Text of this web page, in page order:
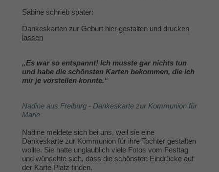
Sabine schrieb später:
Dankeskarten zur Geburt hier gestalten und drucken
lassen
„Es war so entspannt! Ich musste gar nichts tun
und habe die schönsten Karten bekommen, die ich
mir je vorstellen konnte.“
Nadine aus Freiburg - Dankeskarte zur Kommunion für
Marie
Nadine meldete sich bei uns, weil sie eine
Dankeskarte zur Kommunion für ihre Tochter gestalten
wollte. Sie hatte unglaublich viele Fotos vom Festtag
und wünschte sich, dass die schönsten Eindrücke auf
der Karte Platz finden.